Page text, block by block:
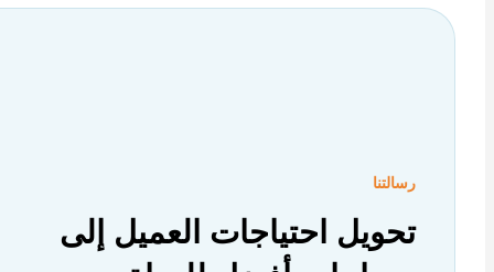
تحويل احتياجات العميل إلى